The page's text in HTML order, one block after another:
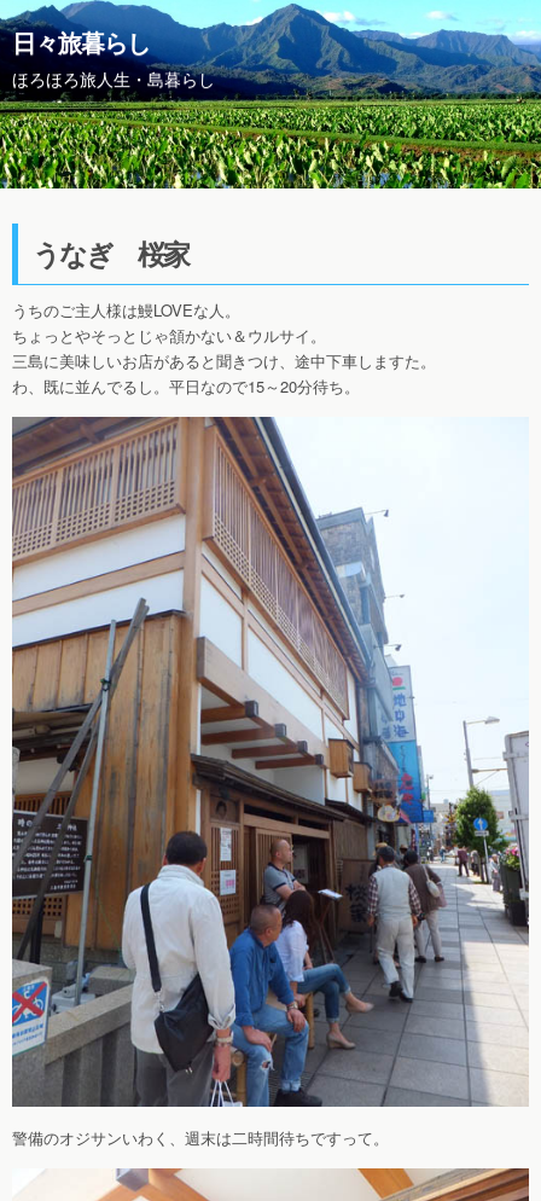
日々旅暮らし
ほろほろ旅人生・島暮らし
うなぎ 桜家
うちのご主人様は鰻LOVEな人。
ちょっとやそっとじゃ頷かない＆ウルサイ。
三島に美味しいお店があると聞きつけ、途中下車しますた。
わ、既に並んでるし。平日なので15～20分待ち。
警備のオジサンいわく、週末は二時間待ちですって。